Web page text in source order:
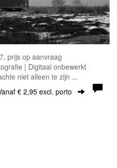
prijs op aanvraag
| Digitaal onbewerkt
niet alleen te zijn ...
€ 2,95 excl. porto